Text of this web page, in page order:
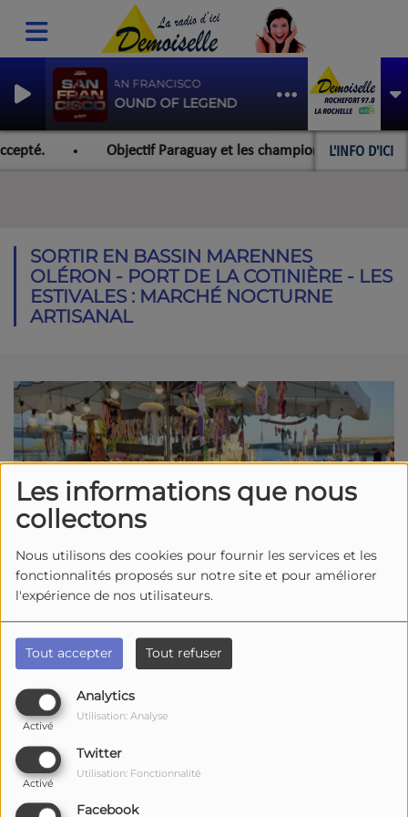
Les informations que nous
collectons
Nous utilisons des cookies pour fournir les services et les
fonctionnalités proposés sur notre site et pour améliorer
l'expérience de nos utilisateurs.
Tout accepter Tout refuser
Analytics
Activé
Utilisation: Analyse
Twitter
Activé
Utilisation: Fonctionnalité
Facebook
SAN FRANCISCO
SOUND OF LEGEND
L'INFO D'ICI
Objectif Paraguay et les championnats du
SORTIR EN BASSIN MARENNES
OLÉRON - PORT DE LA COTINIÈRE - LES
ESTIVALES : MARCHÉ NOCTURNE
ARTISANAL
Du 11 août 2026à 18h05
25 août 2026 à 18h05
Saint Pierre d'Oléron
Chaque mardi soir sur le port, l’union des commerçants vous
invite à son marché nocturne : 60 stands d’artistes et créateurs
locaux (100% fait main).